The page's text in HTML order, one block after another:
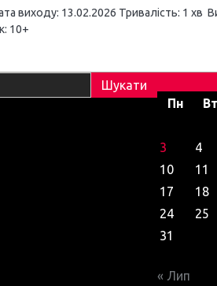
виходу: 13.02.2026 Тривалість: 1 хв
10+
Пн
Вт
3
4
10
11
17
18
24
25
31
« Лип